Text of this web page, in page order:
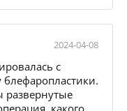
2024-04-08
с
развернутые
какого